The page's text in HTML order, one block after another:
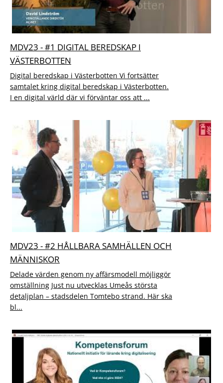
MDV23 - #1 DIGITAL BEREDSKAP I
VÄSTERBOTTEN
Digital beredskap i Västerbotten Vi fortsätter
samtalet kring digital beredskap i Västerbotten.
I en digital värld där vi förväntar oss att ...
MDV23 - #2 HÅLLBARA SAMHÄLLEN OCH
MÄNNISKOR
Delade värden genom ny affärsmodell möjliggör
omställning Just nu utvecklas Umeås största
detaljplan – stadsdelen Tomtebo strand. Här ska
bl...